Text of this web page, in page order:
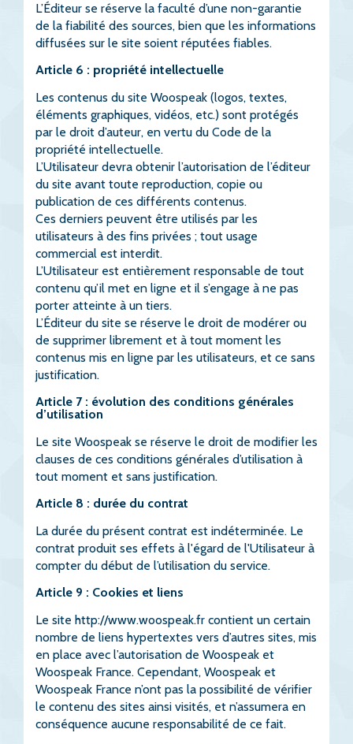
L’Éditeur se réserve la faculté d’une non-garantie
de la fiabilité des sources, bien que les informations
diffusées sur le site soient réputées fiables.
Article 6 : propriété intellectuelle
Les contenus du site Woospeak (logos, textes,
éléments graphiques, vidéos, etc.) sont protégés
par le droit d’auteur, en vertu du Code de la
propriété intellectuelle.
L’Utilisateur devra obtenir l’autorisation de l’éditeur
du site avant toute reproduction, copie ou
publication de ces différents contenus.
Ces derniers peuvent être utilisés par les
utilisateurs à des fins privées ; tout usage
commercial est interdit.
L’Utilisateur est entièrement responsable de tout
contenu qu’il met en ligne et il s’engage à ne pas
porter atteinte à un tiers.
L’Éditeur du site se réserve le droit de modérer ou
de supprimer librement et à tout moment les
contenus mis en ligne par les utilisateurs, et ce sans
justification.
Article 7 : évolution des conditions générales
d’utilisation
Le site Woospeak se réserve le droit de modifier les
clauses de ces conditions générales d’utilisation à
tout moment et sans justification.
Article 8 : durée du contrat
La durée du présent contrat est indéterminée. Le
contrat produit ses effets à l'égard de l'Utilisateur à
compter du début de l’utilisation du service.
Article 9 : Cookies et liens
Le site http://www.woospeak.fr contient un certain
nombre de liens hypertextes vers d’autres sites, mis
en place avec l’autorisation de Woospeak et
Woospeak France. Cependant, Woospeak et
Woospeak France n’ont pas la possibilité de vérifier
le contenu des sites ainsi visités, et n’assumera en
conséquence aucune responsabilité de ce fait.